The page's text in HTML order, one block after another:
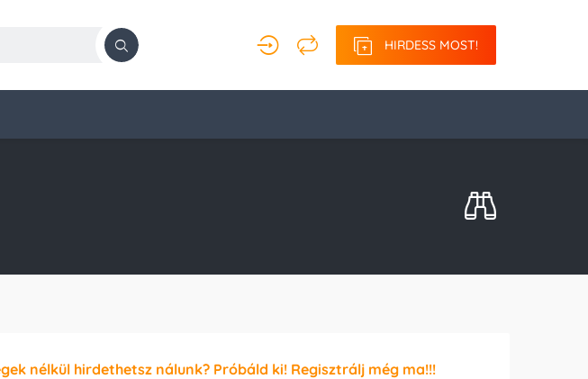
HIRDESS MOST!
nélkül hirdethetsz nálunk? Próbáld ki! Regisztrálj még ma!!!